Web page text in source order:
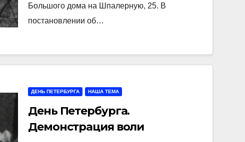
Большого дома на Шпалерную, 25. В
постановлении об…
ДЕНЬ ПЕТЕРБУРГА НАША ТЕМА
День Петербурга.
Демонстрация воли